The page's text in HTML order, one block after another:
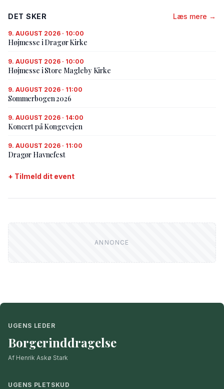
DET SKER Læs mere →
9. AUGUST 2026 · 10:00
Højmesse i Dragør Kirke
9. AUGUST 2026 · 10:00
Højmesse i Store Magleby Kirke
9. AUGUST 2026 · 11:00
Sommerbogen 2026
9. AUGUST 2026 · 14:00
Koncert på Kongevejen
9. AUGUST 2026 · 11:00
Dragør Havnefest
+ Tilmeld dit event
UGENS LEDER
Borgerinddragelse
Af Henrik Askø Stark
UGENS PLETSKUD